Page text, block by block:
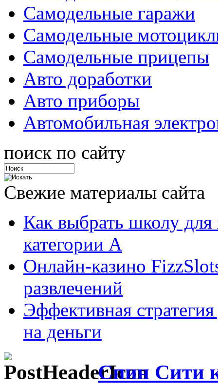
Самодельные гаражи
Самодельные
Самодельные прицепы
Авто доработки
Авто приборы
Автомобильная
поиск по сайту
Свежие материалы сайта
Как выбрать школу для
категории А
Онлайн-казино
развлечений
Эффективная
на деньги
Спин Сити